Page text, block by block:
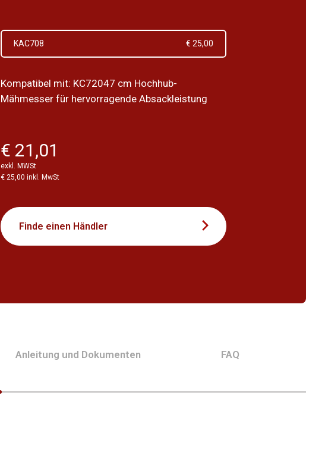
KAC708 € 25,00
Kompatibel mit: KC72047 cm Hochhub-
Mähmesser für hervorragende Absackleistung
€ 21,01
exkl. MWSt
€ 25,00 inkl. MwSt
Finde einen Händler
Anleitung und Dokumenten FAQ